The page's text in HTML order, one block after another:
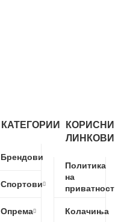
КАТЕГОРИИ
Брендови
Спортови
Опрема
КОРИСНИ
ЛИНКОВИ
Политика
на
приватност
Колачиња